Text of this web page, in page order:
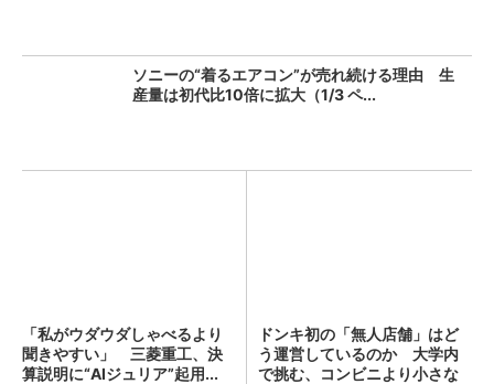
ソニーの“着るエアコン”が売れ続ける理由 生
産量は初代比10倍に拡大（1/3 ペ...
「私がウダウダしゃべるより
聞きやすい」 三菱重工、決
算説明に“AIジュリア”起用...
ドンキ初の「無人店舗」はど
う運営しているのか 大学内
で挑む、コンビニより小さな